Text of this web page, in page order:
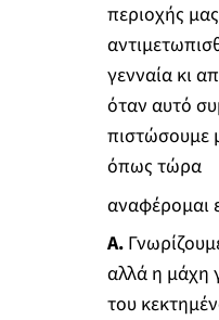
περιοχής
γενναία κι
όταν αυτό
πιστώσουμε
όπως τώρα
αναφέρομαι
Α.
αλλά η μάχη
του